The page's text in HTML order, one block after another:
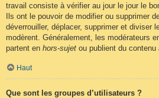
travail consiste à vérifier au jour le jour le
Ils ont le pouvoir de modifier ou supprimer
déverrouiller, déplacer, supprimer et diviser
modèrent. Généralement, les modérateurs
partent en hors-sujet ou publient du contenu
Haut
Que sont les groupes d’utilisateurs ?